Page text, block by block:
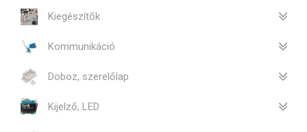
Kiegészítők
Kommunikáció
Doboz, szerelőlap
Kijelző, LED